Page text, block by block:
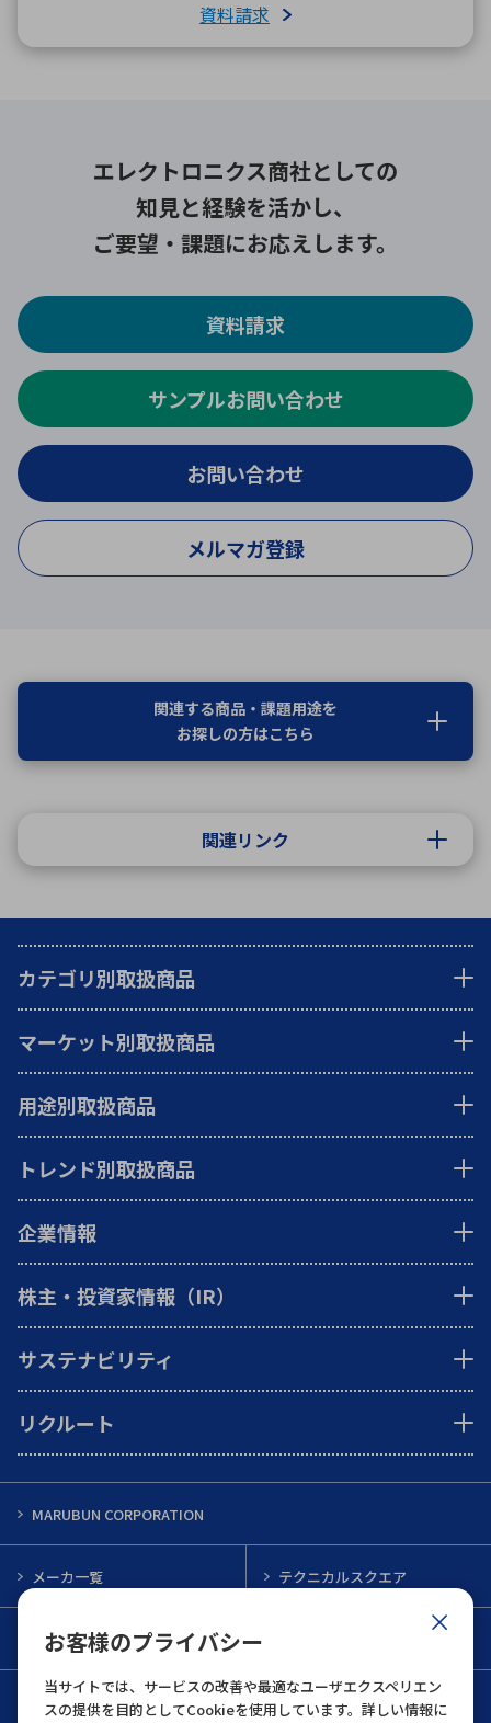
お客様のプライバシー
当サイトでは、サービスの改善や最適なユーザエクスペリエン
スの提供を目的としてCookieを使用しています。詳しい情報に
資料請求
エレクトロニクス商社としての
知見と経験を活かし、
ご要望・課題にお応えします。
資料請求
サンプルお問い合わせ
お問い合わせ
メルマガ登録
関連する商品・課題用途を
お探しの方はこちら
関連リンク
カテゴリ別取扱商品
マーケット別取扱商品
用途別取扱商品
トレンド別取扱商品
企業情報
株主・投資家情報（IR）
サステナビリティ
リクルート
MARUBUN CORPORATION
メーカ一覧 テクニカルスクエア
インフォメーション
お問い合わせ